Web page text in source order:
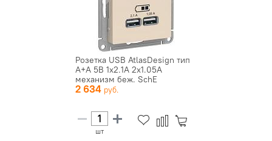
Розетка USB AtlasDesign тип
A+A 5В 1х2.1А 2х1.05А
механизм беж. SchE
ATN000...
2 634
шт